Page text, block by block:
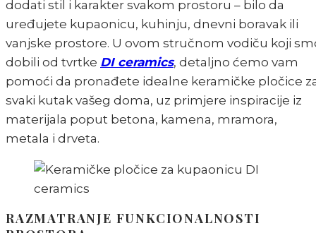
dodati stil i karakter svakom prostoru – bilo da
uređujete kupaonicu, kuhinju, dnevni boravak ili
vanjske prostore. U ovom stručnom vodiču koji
dobili od tvrtke DI ceramics, detaljno ćemo vam
pomoći da pronađete idealne keramičke pločice
svaki kutak vašeg doma, uz primjere inspiracije iz
materijala poput betona, kamena, mramora,
metala i drveta.
RAZMATRANJE FUNKCIONALNOSTI